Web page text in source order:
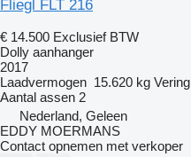
Fliegl FLT 216
€ 14.500 Exclusief BTW
Dolly aanhanger
2017
Laadvermogen 15.620 kg Vering
Aantal assen 2
Nederland, Geleen
EDDY MOERMANS
Contact opnemen met verkoper